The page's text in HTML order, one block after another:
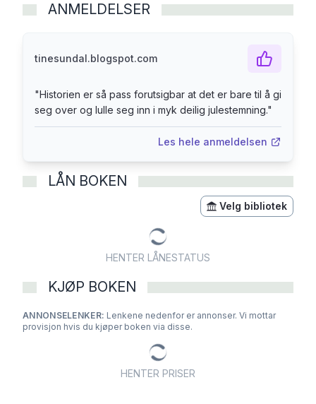
vekker stor sympati i nabolaget, men kjæresten
sitt fravær.
ANMELDELSER
tinesundal.blogspot.com
"Historien er så pass forutsigbar at det er bare til å gi
seg over og lulle seg inn i myk deilig julestemning."
Les hele anmeldelsen
LÅN BOKEN
Velg bibliotek
HENTER LÅNESTATUS
KJØP BOKEN
ANNONSELENKER: Lenkene nedenfor er annonser. Vi mottar
provisjon hvis du kjøper boken via disse.
HENTER PRISER